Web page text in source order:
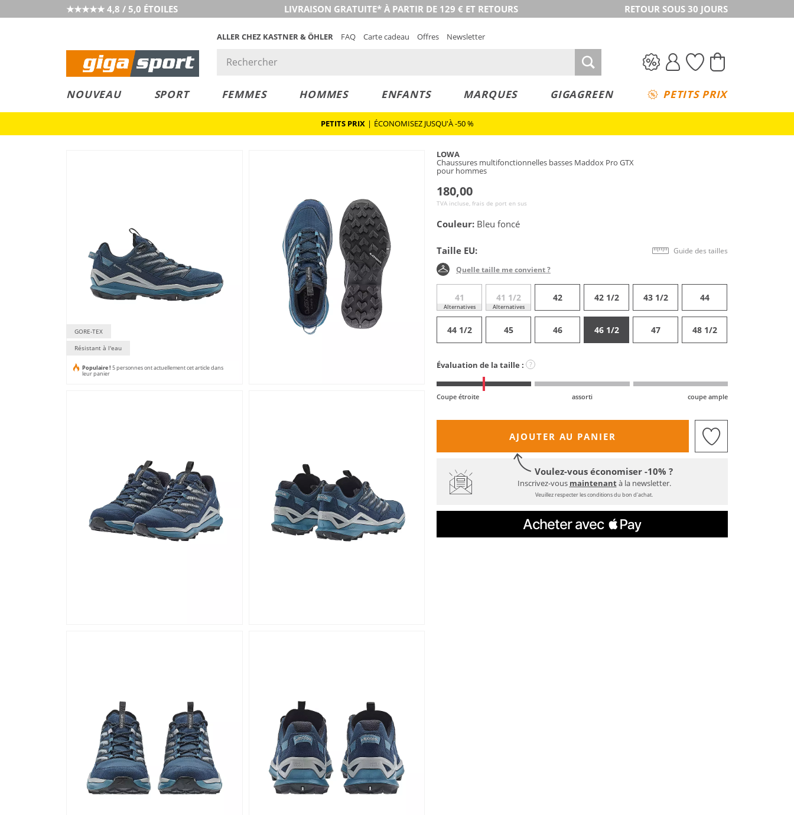
★★★★★ 4,8 / 5,0 ÉTOILES LIVRAISON GRATUITE* À PARTIR DE 129 € ET RETOURS RETOUR SOUS 30 JOURS
ALLER CHEZ KASTNER & ÖHLER FAQ Carte cadeau Offres Newsletter
NOUVEAU SPORT FEMMES HOMMES ENFANTS MARQUES GIGAGREEN PETITS PRIX
PETITS PRIX | ÉCONOMISEZ JUSQU'À -50 %
GORE-TEX
Résistant à l'eau
Populaire ! 5 personnes ont actuellement cet article dans
leur panier
LOWA
Chaussures multifonctionnelles basses Maddox Pro GTX
pour hommes
180,00
TVA incluse, frais de port en sus
Couleur: Bleu foncé
Taille EU: Guide des tailles
Quelle taille me convient ?
41
Alternatives
41 1/2
Alternatives
42 42 1/2 43 1/2 44
44 1/2 45 46 46 1/2 47 48 1/2
Évaluation de la taille : ?
Coupe étroite assorti coupe ample
AJOUTER AU PANIER
Voulez-vous économiser -10% ?
Inscrivez-vous maintenantà la newsletter.
Veuillez respecter les conditions du bon d'achat.